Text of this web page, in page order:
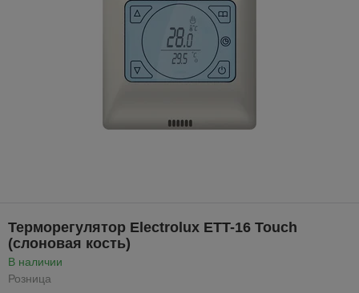
Терморегулятор Electrolux ETT-16 Touch
(слоновая кость)
В наличии
Розница